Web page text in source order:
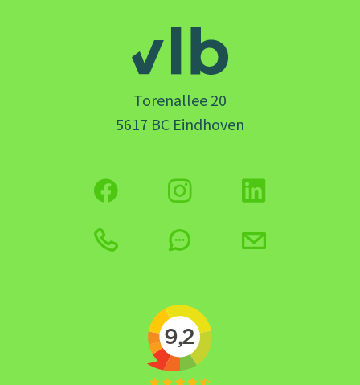
Torenallee 20
5617 BC Eindhoven